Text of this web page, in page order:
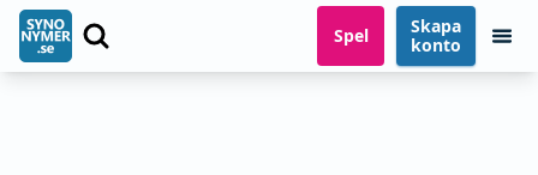
Spel
Skapa
konto